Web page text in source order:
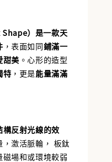
）是一款天
，表面如同鋪滿一
甜美 。心形的造型
特 ，更是能量滿滿
反射光線的效
，激活脈輪， 板鈦
場和或環境較弱